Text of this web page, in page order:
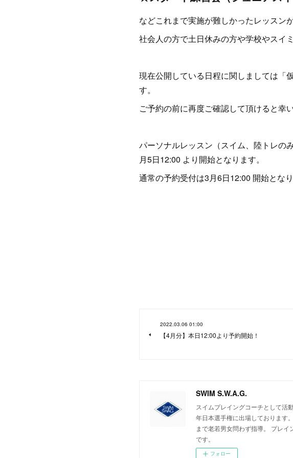
などこれまで実施が難しかったレッスン
社会人の方で土日休みの方や学校やスイ
現在公開している日程に関しましては「
す。
ご予約の前に再度ご確認して頂けると幸い
パーソナルレッスン（スイム、陸トレの
月5日12:00 より開始となります。
通常の予約受付は3月6日12:00 開始となり
2022.03.06 01:00
【4月分】本日12:00より予約開始！
SWIM S.W.A.G.
スイムプレイングコーチとして活
年日本選手権に出場しております
まで老若男女問わず指導。 プレ
です。
フォロー